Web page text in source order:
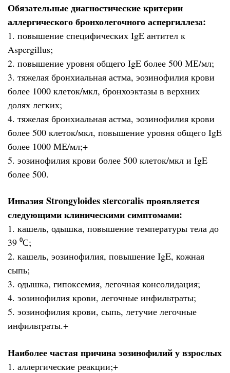
Обязательные диагностические критерии
аллергического бронхолегочного аспергиллеза:
1. повышение специфических IgE антител к
Aspergillus;
2. повышение уровня общего IgE более 500 МЕ/мл;
3. тяжелая бронхиальная астма, эозинофилия крови
более 1000 клеток/мкл, бронхоэктазы в верхних
долях легких;
4. тяжелая бронхиальная астма, эозинофилия крови
более 500 клеток/мкл, повышение уровня общего IgE
более 1000 МЕ/мл;+
5. эозинофилия крови более 500 клеток/мкл и IgE
более 500.
Инвазия Strongyloides stercoralis проявляется
следующими клиническими симптомами:
1. кашель, одышка, повышение температуры тела до
39 ⁰С;
2. кашель, эозинофилия, повышение IgE, кожная
сыпь;
3. одышка, гипоксемия, легочная консолидация;
4. эозинофилия крови, легочные инфильтраты;
5. эозинофилия крови, сыпь, летучие легочные
инфильтраты.+
Наиболее частая причина эозинофилий у взрослых
1. аллергические реакции;+